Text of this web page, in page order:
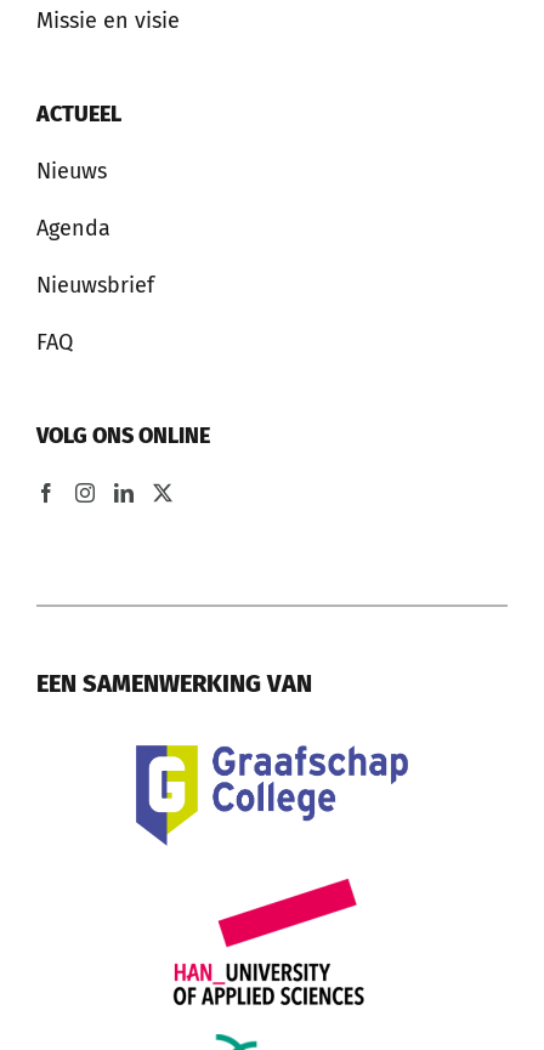
Missie en visie
ACTUEEL
Nieuws
Agenda
Nieuwsbrief
FAQ
VOLG ONS ONLINE
EEN SAMENWERKING VAN